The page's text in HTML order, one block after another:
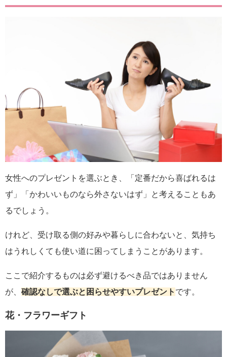
女性へのプレゼントを選ぶとき、「定番だから喜ばれるは
ず」「かわいいものなら外さないはず」と考えることもあ
るでしょう。
けれど、受け取る側の好みや暮らしに合わないと、気持ち
はうれしくても使い道に困ってしまうことがあります。
ここで紹介するものは必ず避けるべき品ではありません
が、 確認なしで選ぶと困らせやすいプレゼント です。
花・フラワーギフト